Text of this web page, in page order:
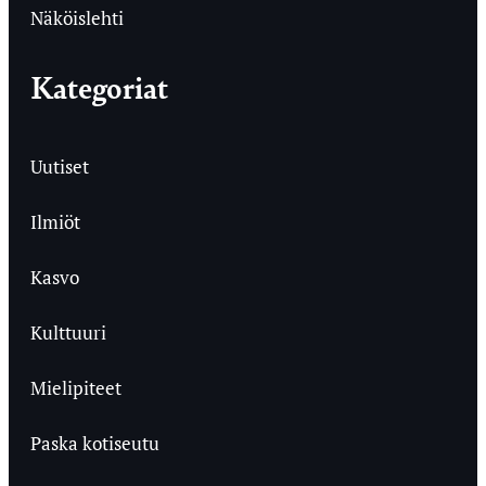
Näköislehti
Kategoriat
Uutiset
Ilmiöt
Kasvo
Kulttuuri
Mielipiteet
Paska kotiseutu